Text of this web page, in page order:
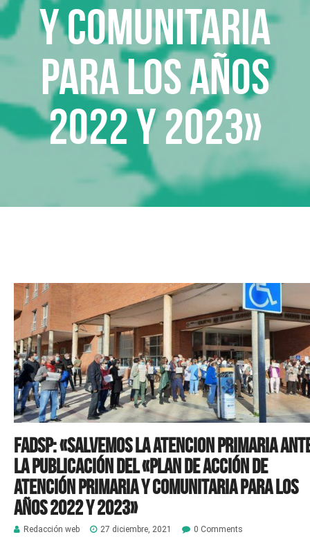
y Comunitaria
para los años
2022 y 2023»
FADSP: «SALVEMOS LA ATENCION PRIMARIA
LA PUBLICACIÓN DEL «Plan de Acción de
Atención Primaria y Comunitaria para los
años 2022 y 2023»
Redacción web 27 diciembre, 2021 0 Comments